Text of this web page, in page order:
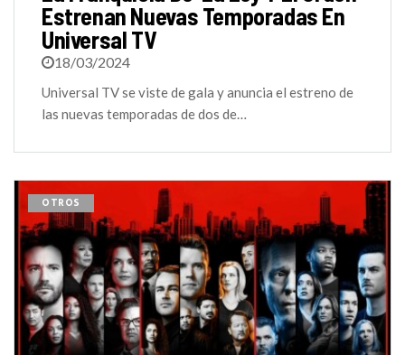
Estrenan Nuevas Temporadas En
Universal TV
18/03/2024
Universal TV se viste de gala y anuncia el estreno de
las nuevas temporadas de dos de…
OTROS